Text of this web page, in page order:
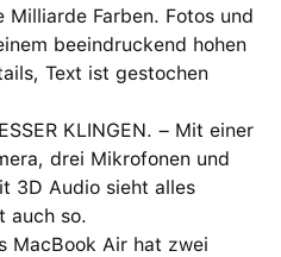
Farben. Fotos und
beein­druckend hohen
Text ist gestochen
KLINGEN. – Mit einer
drei Mikrofonen und
3D Audio sieht alles
auch so.
MacBook Air hat zwei